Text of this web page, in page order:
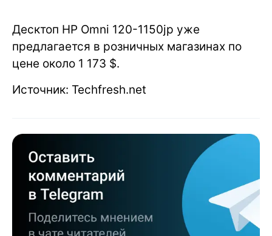
Десктоп НР Omni 120-1150jp уже
предлагается в розничных магазинах по
цене около 1 173 $.
Источник: Techfresh.net